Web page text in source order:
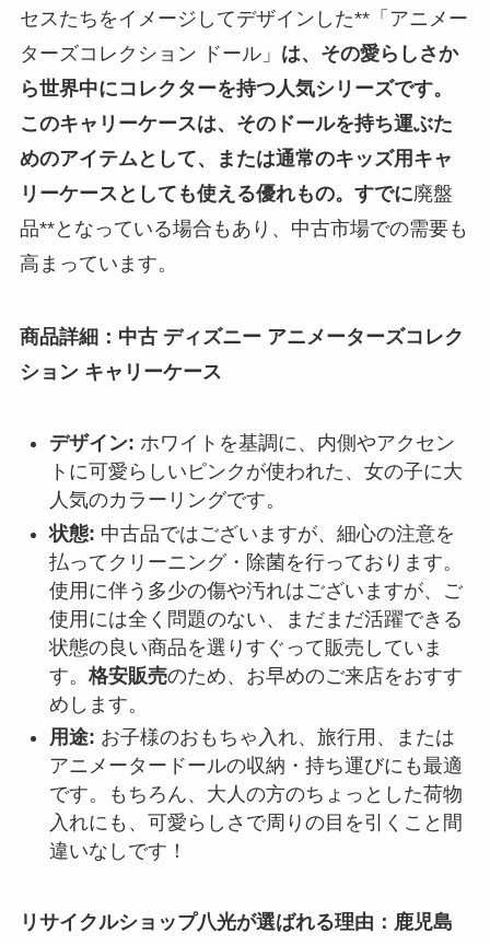
セスたちをイメージしてデザインした**「アニメー
ターズコレクション ドール」 は、その愛らしさか
ら世界中にコレクターを持つ人気シリーズです。
このキャリーケースは、そのドールを持ち運ぶた
めのアイテムとして、または通常のキッズ用キャ
リーケースとしても使える優れもの。すでに廃盤
品**となっている場合もあり、中古市場での需要も
高まっています。
商品詳細：中古 ディズニー アニメーターズコレク
ション キャリーケース
デザイン: ホワイトを基調に、内側やアクセン
トに可愛らしいピンクが使われた、女の子に大
人気のカラーリングです。
状態: 中古品ではございますが、細心の注意を
払ってクリーニング・除菌を行っております。
使用に伴う多少の傷や汚れはございますが、ご
使用には全く問題のない、まだまだ活躍できる
状態の良い商品を選りすぐって販売していま
す。 格安販売のため、お早めのご来店をおすす
めします。
用途: お子様のおもちゃ入れ、旅行用、または
アニメータードールの収納・持ち運びにも最適
です。もちろん、大人の方のちょっとした荷物
入れにも、可愛らしさで周りの目を引くこと間
違いなしです！
リサイクルショップ八光が選ばれる理由：鹿児島